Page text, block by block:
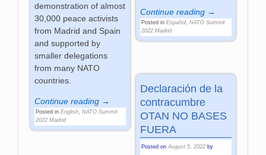
Continue reading →
Posted in Español, NATO Summit
2022 Madrid
demonstration of almost
30,000 peace activists
from Madrid and Spain
and supported by
smaller delegations
from many NATO
countries.
Continue reading →
Posted in English ,NATO Summit
2022 Madrid
Declaración de la
contracumbre
OTAN NO BASES
FUERA
Posted on August 5, 2022 by